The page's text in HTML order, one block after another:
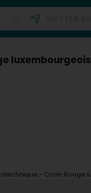
- Croix-Rouge